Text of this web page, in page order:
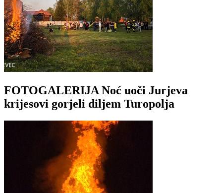
FOTOGALERIJA Noć uoči Jurjeva
krijesovi gorjeli diljem Turopolja